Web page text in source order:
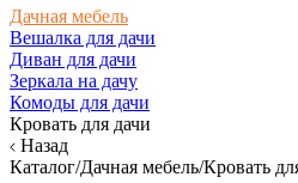
Дачная мебель
Вешалка для дачи
Диван для дачи
Зеркала на дачу
Комоды для дачи
Кровать для дачи
Назад
Каталог/Дачная мебель/Кровать